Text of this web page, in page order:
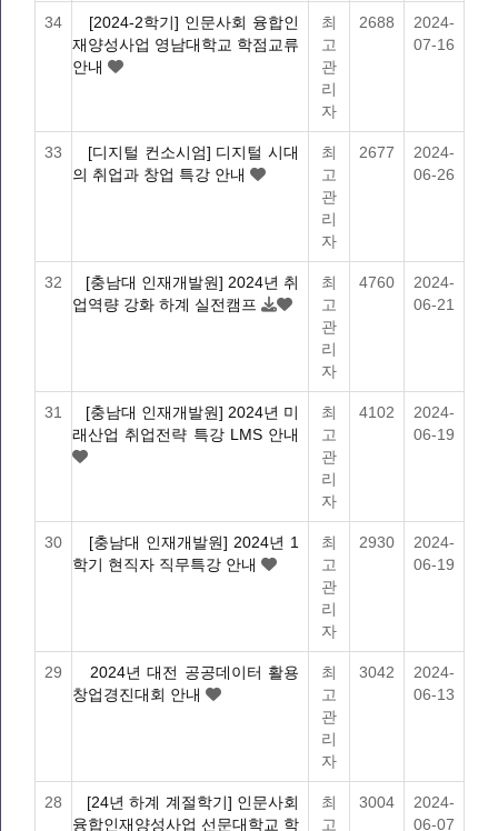
34
[2024-2학기] 인문사회 융합인
재양성사업 영남대학교 학점교류
안내
최
고
관
리
자
2688
2024-
07-16
33
[디지털 컨소시엄] 디지털 시대
의 취업과 창업 특강 안내
최
고
관
리
자
2677
2024-
06-26
32
[충남대 인재개발원] 2024년 취
업역량 강화 하계 실전캠프
최
고
관
리
자
4760
2024-
06-21
31
[충남대 인재개발원] 2024년 미
래산업 취업전략 특강 LMS 안내
최
고
관
리
자
4102
2024-
06-19
30
[충남대 인재개발원] 2024년 1
학기 현직자 직무특강 안내
최
고
관
리
자
2930
2024-
06-19
29
2024년 대전 공공데이터 활용
창업경진대회 안내
최
고
관
리
자
3042
2024-
06-13
28
[24년 하계 계절학기] 인문사회
융합인재양성사업 선문대학교 학
최
고
3004
2024-
06-07